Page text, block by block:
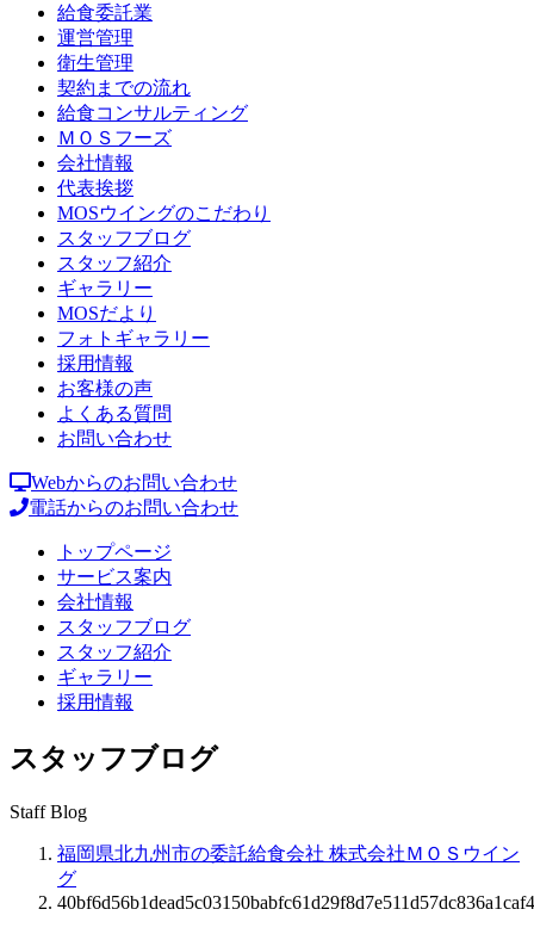
給食委託業
運営管理
衛生管理
契約までの流れ
給食コンサルティング
ＭＯＳフーズ
会社情報
代表挨拶
MOSウイングのこだわり
スタッフブログ
スタッフ紹介
ギャラリー
MOSだより
フォトギャラリー
採用情報
お客様の声
よくある質問
お問い合わせ
Webからのお問い合わせ
電話からのお問い合わせ
トップページ
サービス案内
会社情報
スタッフブログ
スタッフ紹介
ギャラリー
採用情報
スタッフブログ
Staff Blog
福岡県北九州市の委託給食会社 株式会社ＭＯＳウイン
グ